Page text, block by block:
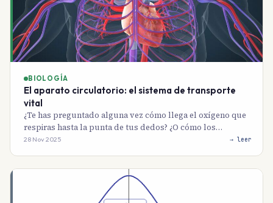
BIOLOGÍA
El aparato circulatorio: el sistema de transporte
vital
¿Te has preguntado alguna vez cómo llega el oxígeno que
respiras hasta la punta de tus dedos? ¿O cómo los…
28 Nov 2025 → leer